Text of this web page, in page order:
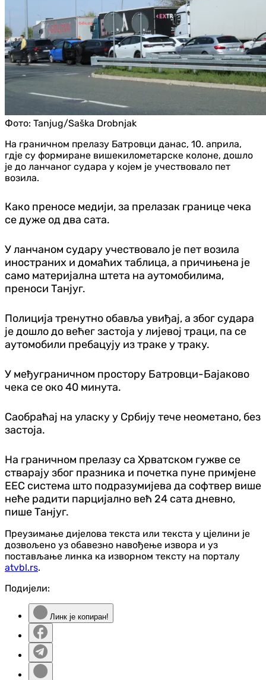
Фото: Tanjug/Saška Drobnjak
На граничном прелазу Батровци данас, 10. априла,
гд‌је су формиране вишекилометарске колоне, дошло
је до ланчаног судара у којем је учествовало пет
возила.
Како преносе медији, за прелазак границе чека
се дуже од два сата.
У ланчаном судару учествовало је пет возила
иностраних и домаћих таблица, а причињена је
само материјална штета на аутомобилима,
преноси Тан‌југ.
Полиција тренутно обавља увиђај, а због судара
је дошло до већег застоја у лијевој траци, па се
аутомобили пребацују из траке у траку.
У међуграничном простору Батровци-Бајаково
чека се око 40 минута.
Саобраћај на уласку у Србију тече неометано, без
застоја.
На граничном прелазу са Хрватском гужве се
стварају због празника и почетка пуне примјене
ЕЕС система што подразумијева да софтвер више
неће радити парцијално већ 24 сата дневно,
пише Танјуг.
Преузимање дијелова текста или текста у цјелини је
дозвољено уз обавезно навођење извора и уз
постављање линка ка изворном тексту на порталу
atvbl.rs.
Подијели:
Линк је копиран!